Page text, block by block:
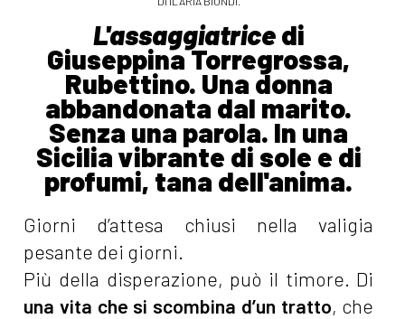
L'assaggiatricedi
Giuseppina Torregrossa,
Rubettino. Una donna
abbandonata dal marito.
Senza una parola. In una
Sicilia vibrante di sole e di
profumi, tana dell'anima.
Giorni d’attesa chiusi nella valigia
pesante dei giorni.
Più della disperazione, può il timore. Di
una vita che si scombina d’un tratto, che